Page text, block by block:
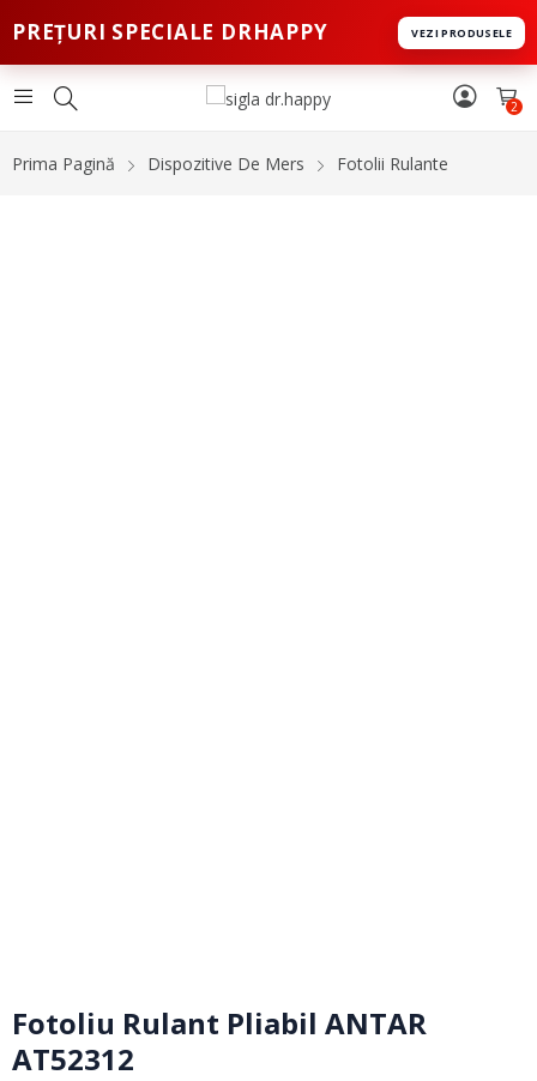
PREȚURI SPECIALE DRHAPPY VEZI PRODUSELE
2
Prima Pagină Dispozitive De Mers Fotolii Rulante
Fotoliu Rulant Pliabil ANTAR
AT52312